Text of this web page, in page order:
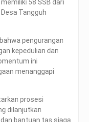
58 SSB dari
Tangguh
pengurangan
kepedulian dan
ini
menanggapi
prosesi
dilanjutkan
bantuan tas siaga